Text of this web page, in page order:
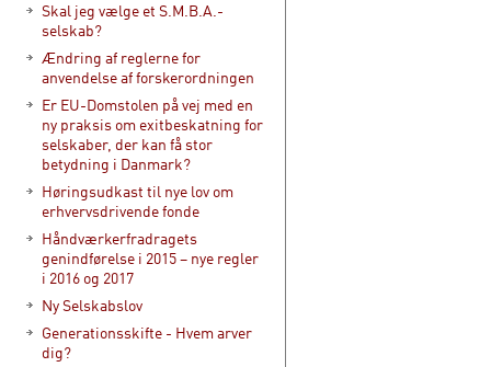
Skal jeg vælge et S.M.B.A.-
selskab?
Ændring af reglerne for
anvendelse af forskerordningen
Er EU-Domstolen på vej med en
ny praksis om exitbeskatning for
selskaber, der kan få stor
betydning i Danmark?
Høringsudkast til nye lov om
erhvervsdrivende fonde
Håndværkerfradragets
genindførelse i 2015 – nye regler
i 2016 og 2017
Ny Selskabslov
Generationsskifte - Hvem arver
dig?